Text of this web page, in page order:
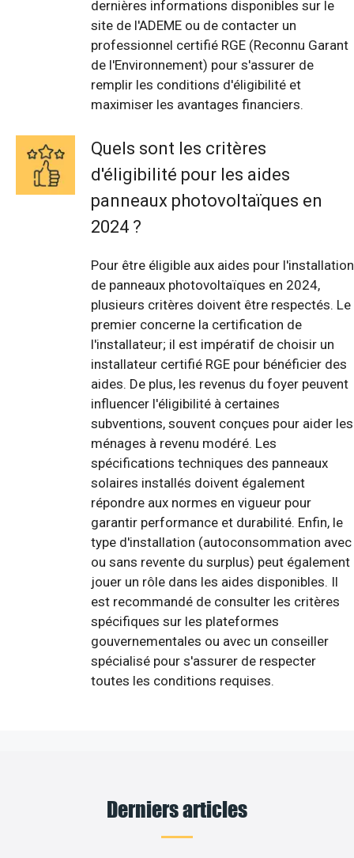
dernières informations disponibles sur le
site de l'ADEME ou de contacter un
professionnel certifié RGE (Reconnu Garant
de l'Environnement) pour s'assurer de
remplir les conditions d'éligibilité et
maximiser les avantages financiers.
Quels sont les critères
d'éligibilité pour les aides
panneaux photovoltaïques en
2024 ?
Pour être éligible aux aides pour l'installation
de panneaux photovoltaïques en 2024,
plusieurs critères doivent être respectés. Le
premier concerne la certification de
l'installateur; il est impératif de choisir un
installateur certifié RGE pour bénéficier des
aides. De plus, les revenus du foyer peuvent
influencer l'éligibilité à certaines
subventions, souvent conçues pour aider les
ménages à revenu modéré. Les
spécifications techniques des panneaux
solaires installés doivent également
répondre aux normes en vigueur pour
garantir performance et durabilité. Enfin, le
type d'installation (autoconsommation avec
ou sans revente du surplus) peut également
jouer un rôle dans les aides disponibles. Il
est recommandé de consulter les critères
spécifiques sur les plateformes
gouvernementales ou avec un conseiller
spécialisé pour s'assurer de respecter
toutes les conditions requises.
Derniers articles